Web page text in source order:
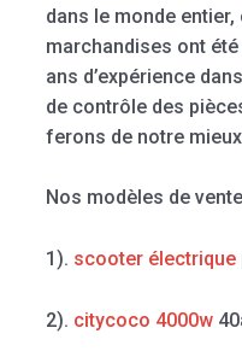
dans le monde entier,
marchandises ont été
ans d’expérience
de contrôle des
ferons de notre
Nos modèles de
1). scooter électrique
2). citycoco 4000w